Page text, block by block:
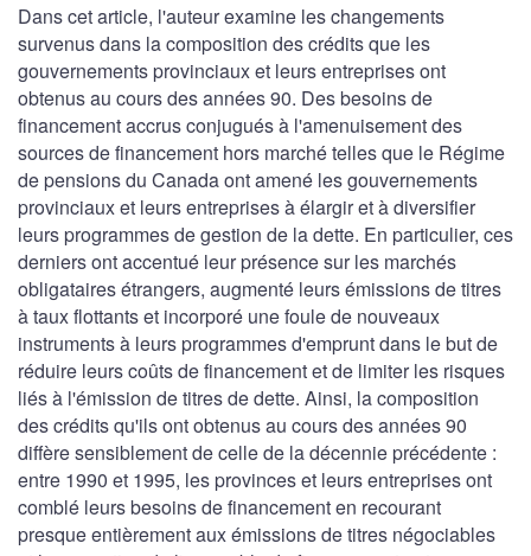
Dans cet article, l'auteur examine les changements
survenus dans la composition des crédits que les
gouvernements provinciaux et leurs entreprises ont
obtenus au cours des années 90. Des besoins de
financement accrus conjugués à l'amenuisement des
sources de financement hors marché telles que le Régime
de pensions du Canada ont amené les gouvernements
provinciaux et leurs entreprises à élargir et à diversifier
leurs programmes de gestion de la dette. En particulier, ces
derniers ont accentué leur présence sur les marchés
obligataires étrangers, augmenté leurs émissions de titres
à taux flottants et incorporé une foule de nouveaux
instruments à leurs programmes d'emprunt dans le but de
réduire leurs coûts de financement et de limiter les risques
liés à l'émission de titres de dette. Ainsi, la composition
des crédits qu'ils ont obtenus au cours des années 90
diffère sensiblement de celle de la décennie précédente :
entre 1990 et 1995, les provinces et leurs entreprises ont
comblé leurs besoins de financement en recourant
presque entièrement aux émissions de titres négociables